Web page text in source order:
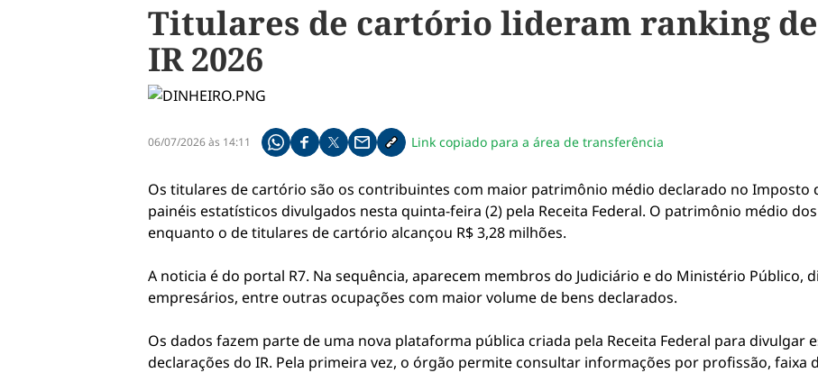
Titulares de cartório lideram ranking
IR 2026
06/07/2026 às 14:11 Compartilhe pelo whatsapp
Compartilhar no facebook
Compartilhar no twitter
Compartilhe pelo email
Copiar link da notícia
Link copiado para a área de transferência
Os titulares de cartório são os contribuintes com maior patrimônio médio declarado no Imposto
painéis estatísticos divulgados nesta quinta-feira (2) pela Receita Federal. O patrimônio médio
enquanto o de titulares de cartório alcançou R$ 3,28 milhões.
A noticia é do portal R7. Na sequência, aparecem membros do Judiciário e do Ministério Público,
empresários, entre outras ocupações com maior volume de bens declarados.
Os dados fazem parte de uma nova plataforma pública criada pela Receita Federal para divulgar
declarações do IR. Pela primeira vez, o órgão permite consultar informações por profissão, faixa